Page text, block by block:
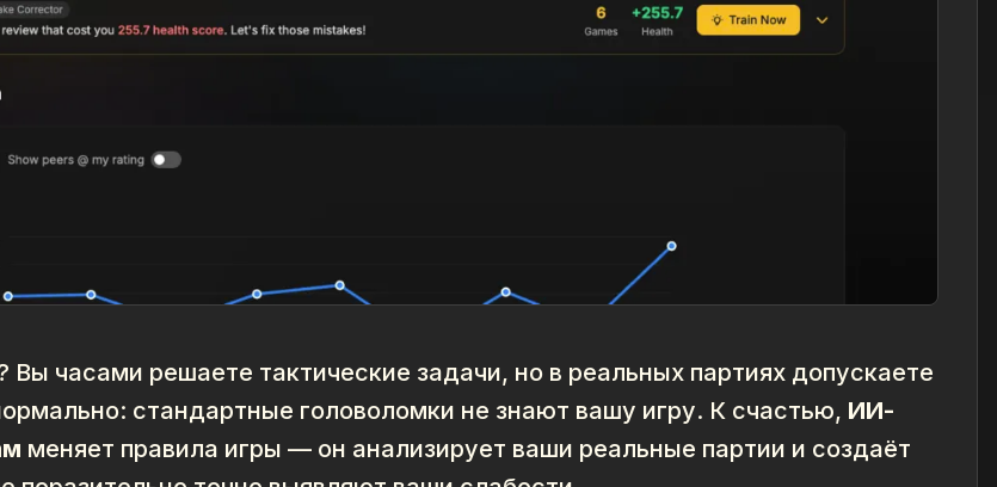
Вы часами решаете тактические задачи, но в реальных партиях допускаете
стандартные головоломки не знают вашу игру. К счастью, ИИ-
меняет правила игры — он анализирует ваши реальные партии и создаёт